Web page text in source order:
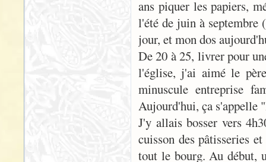
ans piquer les papiers,
l'été de juin à septembre
jour, et mon dos
De 20 à 25, livrer pour
l'église, j'ai aimé le
minuscule entreprise
Aujourd'hui, ça s'appelle
J'y allais bosser vers
cuisson des pâtisseries
tout le bourg. Au début,